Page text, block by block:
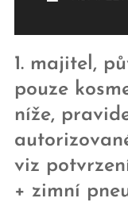
1. majitel,
pouze
níže,
viz
+ zimní